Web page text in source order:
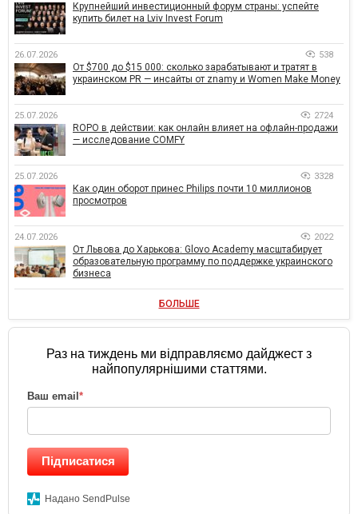
Крупнейший инвестиционный форум страны: успейте
купить билет на Lviv Invest Forum
26.07.2026 538
От $700 до $15 000: сколько зарабатывают и тратят в
украинском PR — инсайты от znamy и Women Make Money
25.07.2026 2724
ROPO в действии: как онлайн влияет на офлайн-продажи
— исследование COMFY
25.07.2026 3328
Как один оборот принес Philips почти 10 миллионов
просмотров
24.07.2026 2022
От Львова до Харькова: Glovo Academy масштабирует
образовательную программу по поддержке украинского
бизнеса
БОЛЬШЕ
Раз на тиждень ми відправляємо дайджест з
найпопулярнішими статтями.
Ваш email*
Підписатися
Надано SendPulse